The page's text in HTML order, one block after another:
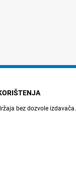
bez dozvole izdavača.